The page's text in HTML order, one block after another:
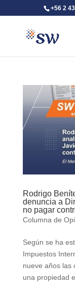
+56 2
Rodrigo
denuncia a
no pagar
Columna de
Según se ha
Impuestos
nueve años las
una propiedad